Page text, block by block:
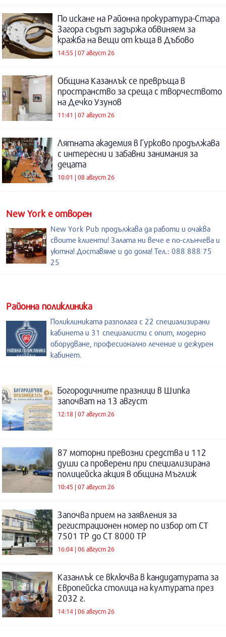
По искане на Районна прокуратура-Стара
Загора съдът задържа обвиняем за
кражба на вещи от къща в Дъбово
14:55 | 07 август 26
Община Казанлък се превръща в
пространство за среща с творчеството
на Дечко Узунов
11:41 | 07 август 26
Лятната академия в Гурково продължава
с интересни и забавни занимания за
децата
10:01 | 08 август 26
New York е отворен
New York Pub продължава да работи и очаква
своите клиенти! Залата ни вече е по-слънчева и
уютна! Доставяме и до дома! Тел.: 088 888 75
25
Районна поликлиника
Поликлиниката разполага с 22 специализирани
кабинета и 31 специалисти с опит, модерно
оборудване, професионално лечение и дежурен
кабинет.
Богородичните празници в Шипка
започват на 13 август
12:18 | 07 август 26
87 моторни превозни средства и 112
души са проверени при специализирана
полицейска акция в община Мъглиж
10:45 | 07 август 26
Започва прием на заявления за
регистрационен номер по избор от СТ
7501 ТР до СТ 8000 ТР
16:04 | 06 август 26
Казанлък се включва в кандидатурата за
Европейска столица на културата през
2032 г.
14:14 | 06 август 26